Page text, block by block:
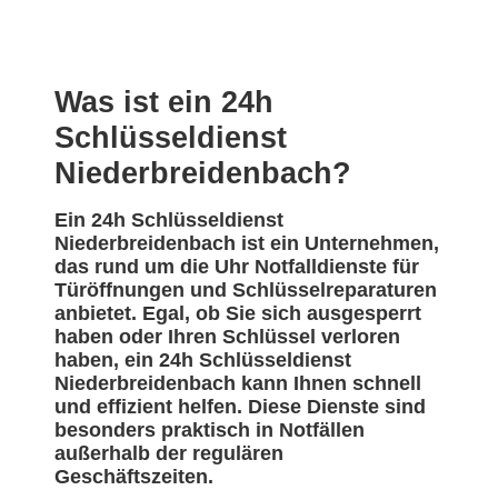
Was ist ein 24h
Schlüsseldienst
Niederbreidenbach?
Ein 24h Schlüsseldienst
Niederbreidenbach ist ein Unternehmen,
das rund um die Uhr Notfalldienste für
Türöffnungen und Schlüsselreparaturen
anbietet. Egal, ob Sie sich ausgesperrt
haben oder Ihren Schlüssel verloren
haben, ein 24h Schlüsseldienst
Niederbreidenbach kann Ihnen schnell
und effizient helfen. Diese Dienste sind
besonders praktisch in Notfällen
außerhalb der regulären
Geschäftszeiten.